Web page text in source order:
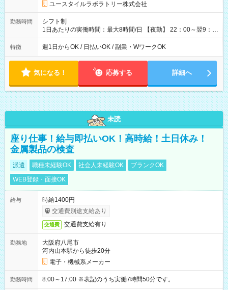
ユースタイルラボラトリー株式会社
勤務時間
シフト制
1日あたりの実働時間：最大8時間/日 【夜勤】 22：00～翌9：
00 ※週1日～OK ／ 夜勤専従 ＊＊ 勤務時間例 ＊＊ ■22時か
ら翌7時 ■23時から翌8時 ■24時から翌9時 など ※上記の時間
ます。 ※曜日固定（毎週同じ曜日での勤務となります）
特徴 週1日からOK / 日払いOK / 副業・WワークOK
気になる！ 応募する 詳細へ
未読
座り仕事！給与即払いOK！高時給！土日休み！
金属製品の検査
派遣 職種未経験OK 社会人未経験OK
ブランクOK
WEB登録・面接OK
給与
時給1400円
交通費別途支給あり
交通費 交通費支給有り
勤務地
大阪府八尾市
河内山本駅から徒歩20分
電子・機械系メーカー
勤務時間 8:00～17:00 ※表記のうち実働7時間50分です。